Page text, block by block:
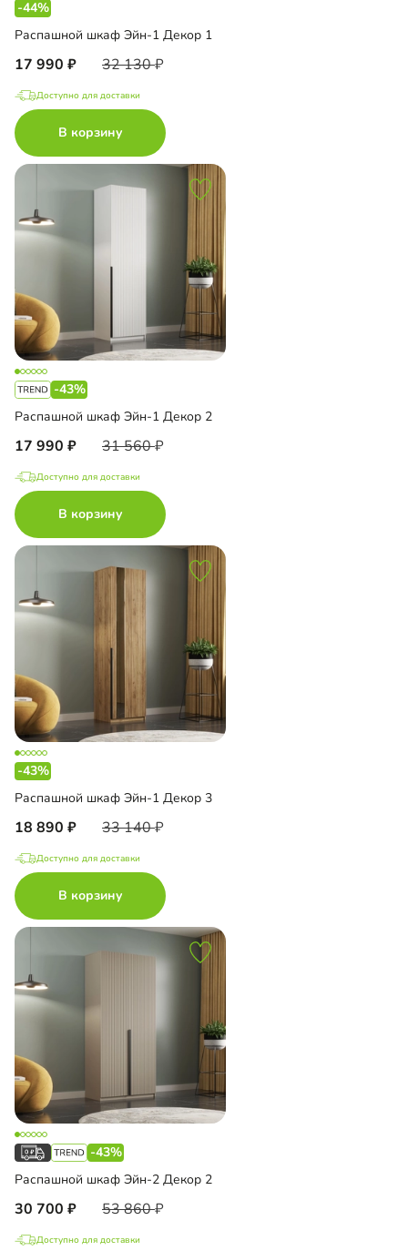
-44%
Распашной шкаф Эйн-1 Декор 1
17 990 32 130
Доступно для доставки
В корзину
-43%
Распашной шкаф Эйн-1 Декор 2
17 990 31 560
Доступно для доставки
В корзину
-43%
Распашной шкаф Эйн-1 Декор 3
18 890 33 140
Доступно для доставки
В корзину
-43%
Распашной шкаф Эйн-2 Декор 2
30 700 53 860
Доступно для доставки